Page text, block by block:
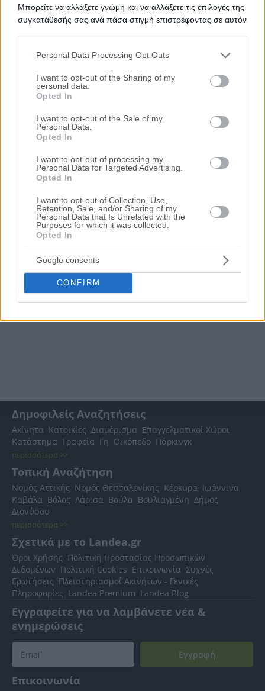
Μπορείτε να αλλάξετε γνώμη και να αλλάξετε τις επιλογές της
συγκατάθεσής σας ανά πάσα στιγμή επιστρέφοντας σε αυτόν
services and may gather and store information including but
not limited to your visit or usage behaviour. You may click to
grant or deny consent to Google and its third-party tags to
use your data for below specified purposes in below Google
consent section.
Personal Data Processing Opt Outs
I want to opt-out of the Sharing of my
personal data.
Opted In
I want to opt-out of the Sale of my
Personal Data.
Opted In
I want to opt-out of processing my
Personal Data for Targeted Advertising.
Opted In
I want to opt-out of Collection, Use,
Retention, Sale, and/or Sharing of my
Personal Data that Is Unrelated with the
Purposes for which it was collected.
Opted In
Google consents
CONFIRM
Πρώτη Προσφορά:
88.000 €
Ημ. Διεξαγωγής:
09/09/2026
ενημέρωση όταν προστίθενται νέα ακίνητα
Αποθήκευση
Ψάχνετε γιαΜονοκατοικία σε πλειστηριασμό σεΛιβανάτες
Εδώ μπορείτε να βρείτε την επίσημη λίστα με τους
ηλεκτρονικούς πλειστηριασμούς ακινήτων
αναζήτησης μπορείτε να περιορίσετε τα ακίνητα και να
επιλέξετε αυτό που ταιριάζει στις ανάγκες σας.
Σχετικές Αναζητήσεις
Πλειστηριασμοί Ακινήτων Λιβανάτες |Πλειστηριασμοί
Ακινήτων - Κατοικιών Λιβανάτες
Δημοφιλείς Αναζητήσεις
Ακίνητα Κατοικίες Διαμέρισμα Επαγγελματικοί Χώροι
Κατάστημα Γραφεία Γη Οικόπεδο Πάρκινγκ
περισσότερα >>
Τοπική Αναζήτηση
Νομός Αττικής Νομός Θεσσαλονίκης Κέρκυρα Ιωάννινα
Καβάλα Βόλος Λάρισα Βούλα Βουλιαγμένη Δήμος
Διονύσου
περισσότερα >>
Σχετικά με το Landea.gr
Όροι Χρήσης Πολιτική Προστασίας Προσωπικών
Δεδομένων Πολιτική Cookies Επικοινωνία Συχνές
Ερωτήσεις Πλειστηριασμοί Ακινήτων - Γενικές
Πληροφορίες Landea Premium Landea Blog
Εγγραφείτε για να λαμβάνετε νέα &
ενημερώσεις
Εγγραφή
Επικοινωνία